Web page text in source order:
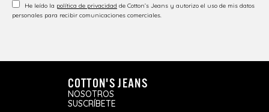
He leído la política de privacidad de Cotton’s Jeans y autorizo el uso de mis datos
personales para recibir comunicaciones comerciales.
COTTON'S JEANS
NOSOTROS
SUSCRÍBETE